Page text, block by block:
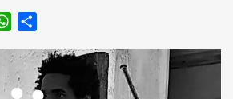
WhatsApp